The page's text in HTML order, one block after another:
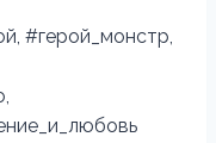
#герой_монстр,